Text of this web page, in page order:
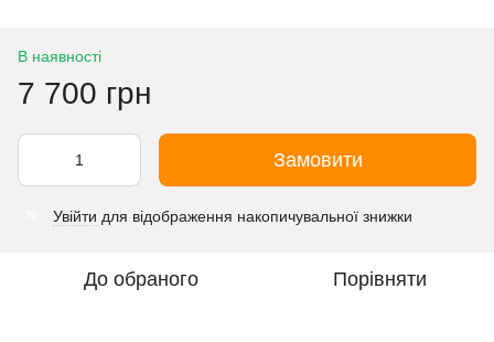
В наявності
7 700 грн
Замовити
Увійти для відображення накопичувальної знижки
До обраного Порівняти